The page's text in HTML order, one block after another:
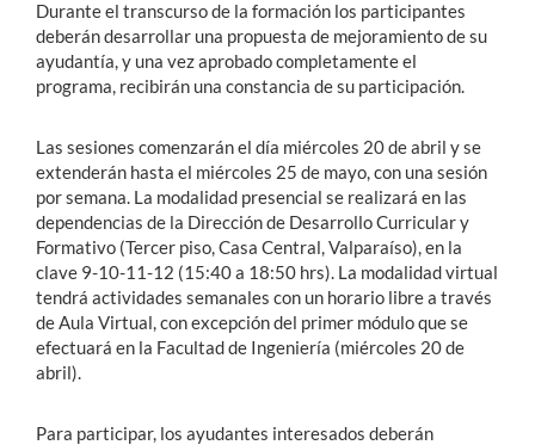
Durante el transcurso de la formación los participantes
deberán desarrollar una propuesta de mejoramiento de su
ayudantía, y una vez aprobado completamente el
programa, recibirán una constancia de su participación.
Las sesiones comenzarán el día miércoles 20 de abril y se
extenderán hasta el miércoles 25 de mayo, con una sesión
por semana. La modalidad presencial se realizará en las
dependencias de la Dirección de Desarrollo Curricular y
Formativo (Tercer piso, Casa Central, Valparaíso), en la
clave 9-10-11-12 (15:40 a 18:50 hrs). La modalidad virtual
tendrá actividades semanales con un horario libre a través
de Aula Virtual, con excepción del primer módulo que se
efectuará en la Facultad de Ingeniería (miércoles 20 de
abril).
Para participar, los ayudantes interesados deberán